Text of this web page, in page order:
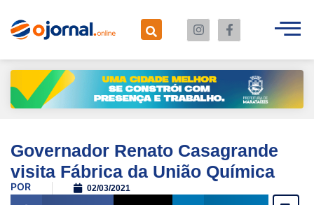
Governador Renato Casagrande
visita Fábrica da União Química
POR 02/03/2021